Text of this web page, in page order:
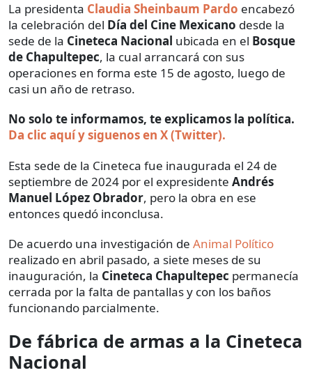
La presidenta Claudia Sheinbaum Pardo encabezó
la celebración del Día del Cine Mexicano desde la
sede de la Cineteca Nacional ubicada en el Bosque
de Chapultepec, la cual arrancará con sus
operaciones en forma este 15 de agosto, luego de
casi un año de retraso.
No solo te informamos, te explicamos la política.
Da clic aquí y siguenos en X (Twitter).
Esta sede de la Cineteca fue inaugurada el 24 de
septiembre de 2024 por el expresidente Andrés
Manuel López Obrador, pero la obra en ese
entonces quedó inconclusa.
De acuerdo una investigación de Animal Político
realizado en abril pasado, a siete meses de su
inauguración, la Cineteca Chapultepec permanecía
cerrada por la falta de pantallas y con los baños
funcionando parcialmente.
De fábrica de armas a la Cineteca
Nacional